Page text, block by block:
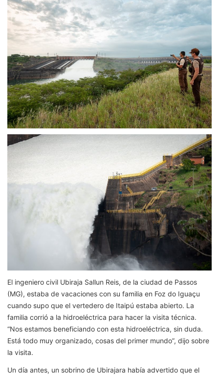
El ingeniero civil Ubiraja Sallun Reis, de la ciudad de Passos
(MG), estaba de vacaciones con su familia en Foz do Iguaçu
cuando supo que el vertedero de Itaipú estaba abierto. La
familia corrió a la hidroeléctrica para hacer la visita técnica.
“Nos estamos beneficiando con esta hidroeléctrica, sin duda.
Está todo muy organizado, cosas del primer mundo”, dijo sobre
la visita.
Un día antes, un sobrino de Ubirajara había advertido que el